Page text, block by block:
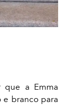
que a Emma
e branco para